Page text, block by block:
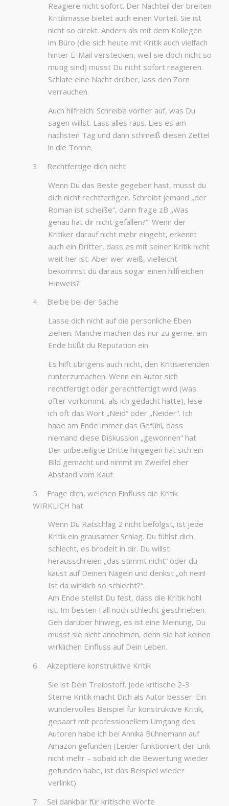
Reagiere nicht sofort. Der Nachteil der breiten
Kritikmasse bietet auch einen Vorteil. Sie ist
nicht so direkt. Anders als mit dem Kollegen
im Büro (die sich heute mit Kritik auch vielfach
hinter E-Mail verstecken, weil sie doch nicht so
mutig sind) musst Du nicht sofort reagieren.
Schlafe eine Nacht drüber, lass den Zorn
verrauchen.
Auch hilfreich: Schreibe vorher auf, was Du
sagen willst. Lass alles raus. Lies es am
nächsten Tag und dann schmeiß diesen Zettel
in die Tonne.
3. Rechtfertige dich nicht
Wenn Du das Beste gegeben hast, musst du
dich nicht rechtfertigen. Schreibt jemand „der
Roman ist scheiße“, dann frage zB „Was
genau hat dir nicht gefallen?“. Wenn der
Kritiker darauf nicht mehr eingeht, erkennt
auch ein Dritter, dass es mit seiner Kritik nicht
weit her ist. Aber wer weiß, vielleicht
bekommst du daraus sogar einen hilfreichen
Hinweis?
4. Bleibe bei der Sache
Lasse dich nicht auf die persönliche Eben
ziehen. Manche machen das nur zu gerne, am
Ende büßt du Reputation ein.
Es hilft übrigens auch nicht, den Kritisierenden
runterzumachen. Wenn ein Autor sich
rechtfertigt oder gerechtfertigt wird (was
öfter vorkommt, als ich gedacht hätte), lese
ich oft das Wort „Neid“ oder „Neider“. Ich
habe am Ende immer das Gefühl, dass
niemand diese Diskussion „gewonnen“ hat.
Der unbeteiligte Dritte hingegen hat sich ein
Bild gemacht und nimmt im Zweifel eher
Abstand vom Kauf.
5. Frage dich, welchen Einfluss die Kritik
WIRKLICH hat
Wenn Du Ratschlag 2 nicht befolgst, ist jede
Kritik ein grausamer Schlag. Du fühlst dich
schlecht, es brodelt in dir. Du willst
herausschreien „das stimmt nicht“ oder du
kaust auf Deinen Nägeln und denkst „oh nein!
Ist da wirklich so schlecht?“.
Am Ende stellst Du fest, dass die Kritik hohl
ist. Im besten Fall noch schlecht geschrieben.
Geh darüber hinweg, es ist eine Meinung, Du
musst sie nicht annehmen, denn sie hat keinen
wirklichen Einfluss auf Dein Leben.
6. Akzeptiere konstruktive Kritik
Sie ist Dein Treibstoff. Jede kritische 2-3
Sterne Kritik macht Dich als Autor besser. Ein
wundervolles Beispiel für konstruktive Kritik,
gepaart mit professionellem Umgang des
Autoren habe ich bei Annika Bühnemann auf
Amazon gefunden (Leider funktioniert der Link
nicht mehr – sobald ich die Bewertung wieder
gefunden habe, ist das Beispiel wieder
verlinkt)
7. Sei dankbar für kritische Worte